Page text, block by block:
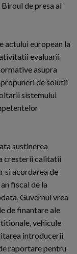
de presa al
actului european la
evaluarii
asupra
de solutii
sistemului
sustinerea
cresterii calitatii
si acordarea de
fiscal de la
Guvernul vrea
de finantare ale
vehicule
introducerii
raportare pentru